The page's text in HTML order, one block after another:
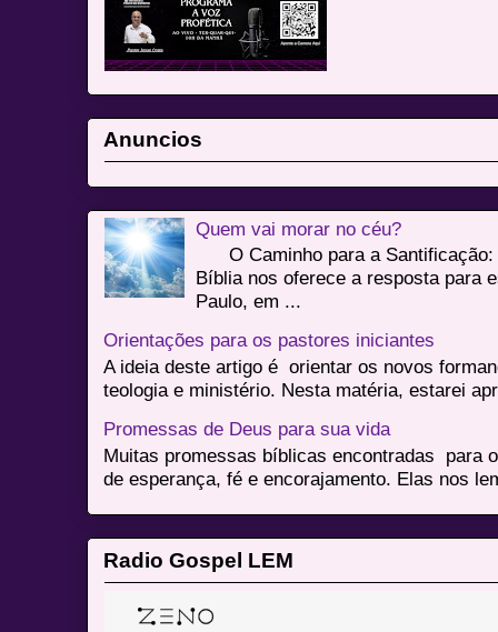
Anuncios
Quem vai morar no céu?
O Caminho para a Santificação:
Bíblia nos oferece a resposta para
Paulo, em ...
Orientações para os pastores iniciantes
A ideia deste artigo é orientar os novos
teologia e ministério. Nesta matéria, estarei
Promessas de Deus para sua vida
Muitas promessas bíblicas encontradas para
de esperança, fé e encorajamento. Elas nos
Radio Gospel LEM